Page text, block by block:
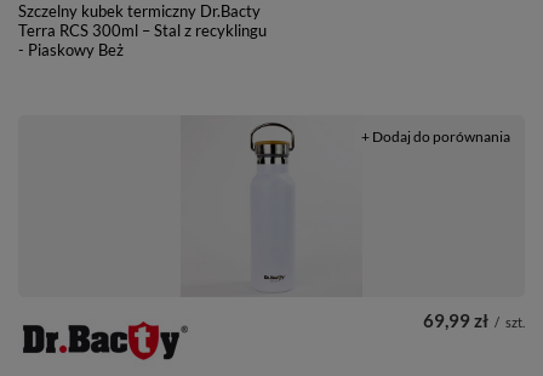
Szczelny kubek termiczny Dr.Bacty
Terra RCS 300ml – Stal z recyklingu
- Piaskowy Beż
69,99 zł / szt.
+ Dodaj do porównania